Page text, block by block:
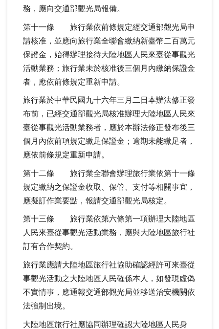
務，應向交通部觀光局報備。
第十一條 旅行業依前條規定經交通部觀光局申
請核准，並應向旅行業全聯會繳納新臺幣二百萬元
保證金，始得辦理接待大陸地區人民來臺從事觀光
活動業務；旅行業未於核准後三個月內繳納保證金
者，應依前條規定重新申請。
旅行業於中華民國九十六年三月二日本辦法修正發
布前，已經交通部觀光局核准辦理大陸地區人民來
臺從事觀光活動業務者，應於本辦法修正發布後三
個月內依前項規定繳足保證金；逾期未能繳足者，
應依前條規定重新申請。
第十二條 旅行業全聯會辦理旅行業依第十一條
規定繳納之保證金收取、保管、支付等相關事宜，
應擬訂作業要點，報請交通部觀光局核定。
第十三條 旅行業依第六條第一項辦理大陸地區
人民來臺從事觀光活動業務，應與大陸地區旅行社
訂有合作契約。
旅行業應請大陸地區旅行社協助確認經許可來臺從
事觀光活動之大陸地區人民確係本人，如發現虛偽
不實情事，應通報交通部觀光局並移送治安機關依
法強制出境。
大陸地區旅行社應協同辦理確認大陸地區人民身